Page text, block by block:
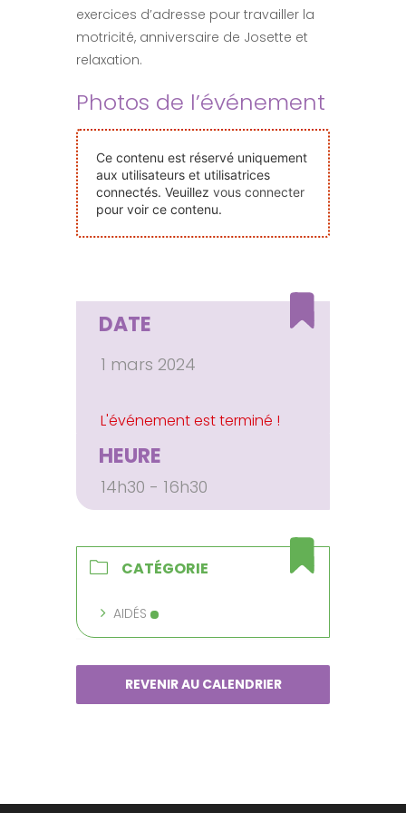
Nos Événements
Devenir Bénévole
Faire Un Don
exercices d’adresse pour travailler la
motricité, anniversaire de Josette et
relaxation.
Photos de l’événement
Ce contenu est réservé uniquement
aux utilisateurs et utilisatrices
connectés. Veuillez vous connecter
pour voir ce contenu.
DATE
1 mars 2024
HEURE
14h30 - 16h30
CATÉGORIE
AIDÉS
REVENIR AU CALENDRIER